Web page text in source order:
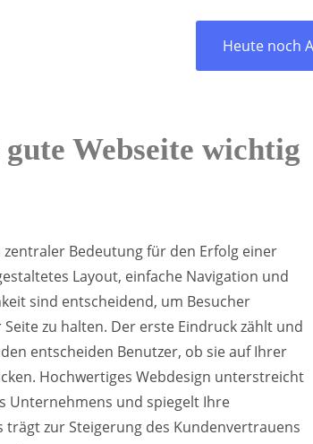
Heute noch
Webseite wichtig
zentraler Bedeutung für den Erfolg einer
Layout, einfache Navigation und
sind entscheidend, um Besucher
zu halten. Der erste Eindruck zählt und
entscheiden Benutzer, ob sie auf Ihrer
Hochwertiges Webdesign unterstreicht
Unternehmens und spiegelt Ihre
trägt zur Steigerung des Kundenvertrauens